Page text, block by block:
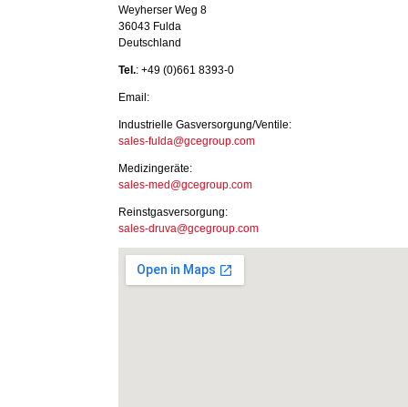
Weyherser Weg 8
36043 Fulda
Deutschland
Tel.: +49 (0)661 8393-0
Email:
Industrielle Gasversorgung/Ventile:
sales-fulda@gcegroup.com
Medizingeräte:
sales-med@gcegroup.com
Reinstgasversorgung:
sales-druva@gcegroup.com